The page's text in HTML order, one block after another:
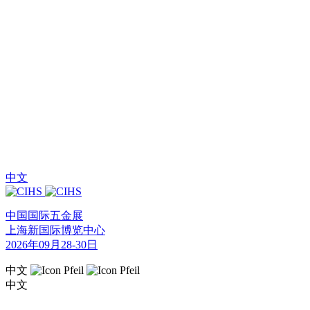
中文
中国国际五金展
上海新国际博览中心
2026年09月28-30日
中文
中文